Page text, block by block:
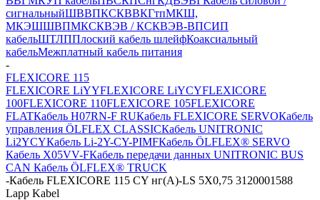
сигнальныйШВВПКСКВВКГтпМКШ,
МКЭШШВПМКСКВЭВ / КСКВЭВ-ВПСИП
кабельШТЛППлоский кабель шлейфКоаксиальный
кабельМежплатный кабель питания
-
FLEXICORE 115
FLEXICORE LiYYFLEXICORE LiYCYFLEXICORE
100FLEXICORE 110FLEXICORE 105FLEXICORE
FLATКабель H07RN-F RUКабель FLEXICORE SERVOКабель
управления ÖLFLEX CLASSICКабель UNITRONIC
Li2YCYКабель Li-2Y-CY-PIMFКабель ÖLFLEX® SERVO
Кабель X05VV-FКабель передачи данных UNITRONIC BUS
CAN Кабель ÖLFLEX® TRUCK
-Кабель FLEXICORE 115 CY нг(А)-LS 5X0,75 3120001588
Lapp Kabel